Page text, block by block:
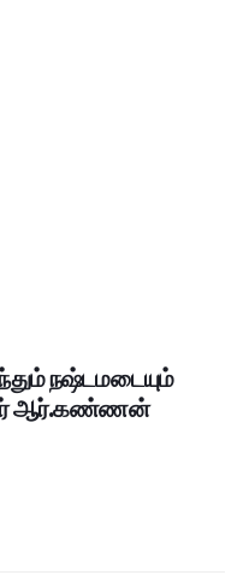
நஷ்டமடையும்
ஆர்.கண்ணன்